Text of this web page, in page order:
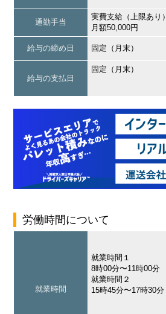
通勤手当
実費支給（上限あり）
月額50,000円
給与の締め日 固定（月末）
給与の支払日
固定（月末）
労働時間について
就業時間
就業時間１
8時00分〜11時00分
就業時間２
15時45分〜17時30分